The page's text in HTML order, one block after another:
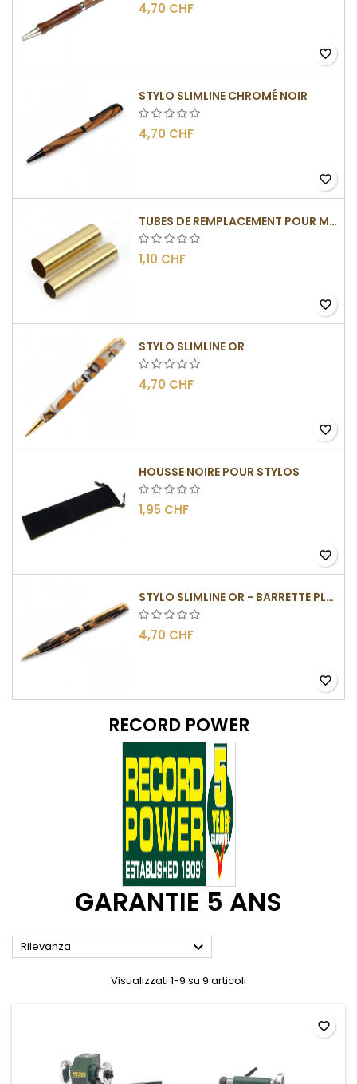
4,70 CHF
favorite_border
STYLO SLIMLINE CHROMÉ NOIR
4,70 CHF
favorite_border
TUBES DE REMPLACEMENT POUR MÉCANISMES SLIMLINE
1,10 CHF
favorite_border
STYLO SLIMLINE OR
4,70 CHF
favorite_border
HOUSSE NOIRE POUR STYLOS
1,95 CHF
favorite_border
STYLO SLIMLINE OR - BARRETTE PLATE
4,70 CHF
favorite_border
RECORD POWER
GARANTIE 5 ANS
Rilevanza 
Visualizzati 1-9 su 9 articoli
favorite_border